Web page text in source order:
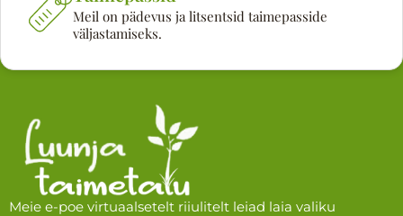
Meil on pädevus ja litsentsid taimepasside
väljastamiseks.
Meie e-poe virtuaalsetelt riiulitelt leiad laia valiku